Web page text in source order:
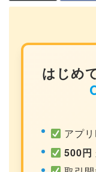
はじめ
アプ
500円